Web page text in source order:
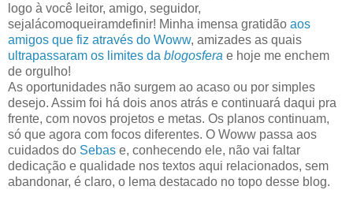
logo à você leitor, amigo, seguidor,
sejalácomoqueiramdefinir! Minha imensa gratidão aos
amigos que fiz através do Woww, amizades as quais
ultrapassaram os limites da blogosfera e hoje me enchem
de orgulho!
As oportunidades não surgem ao acaso ou por simples
desejo. Assim foi há dois anos atrás e continuará daqui pra
frente, com novos projetos e metas. Os planos continuam,
só que agora com focos diferentes. O Woww passa aos
cuidados do Sebas e, conhecendo ele, não vai faltar
dedicação e qualidade nos textos aqui relacionados, sem
abandonar, é claro, o lema destacado no topo desse blog.